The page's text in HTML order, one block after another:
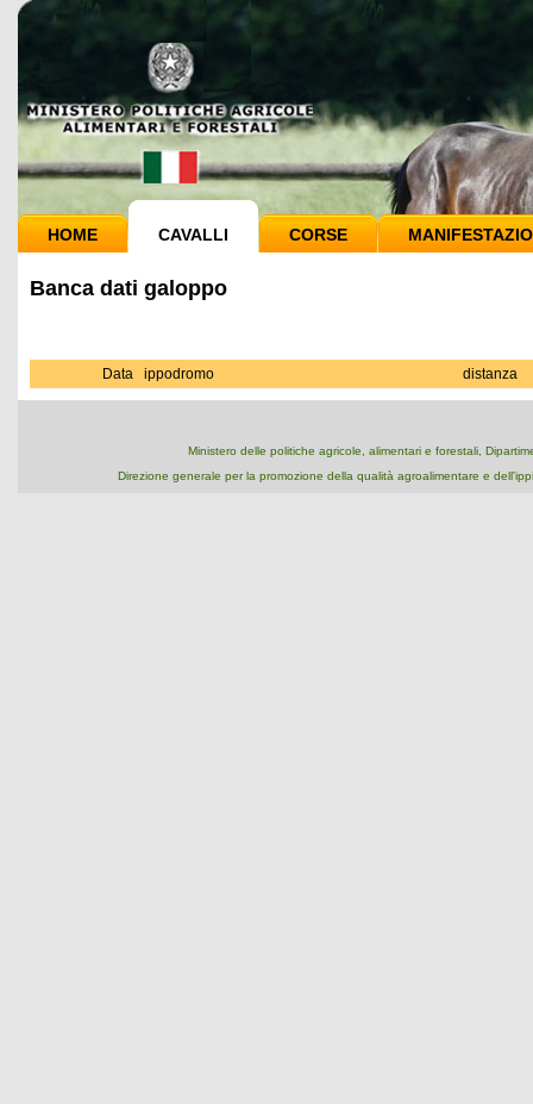
HOME CAVALLI CORSE
Banca dati galoppo
Data ippodromo distanza
Ministero delle politiche agricole, alimentari e forestali,
Direzione generale per la promozione della qualità agroalimentare e